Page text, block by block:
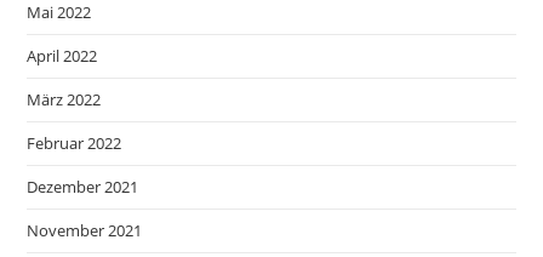
Mai 2022
April 2022
März 2022
Februar 2022
Dezember 2021
November 2021